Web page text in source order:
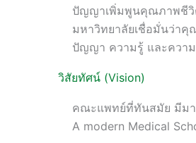
ปัญญาเพิ่มพูนคุณภาพชีวิ
มหาวิทยาลัยเชื่อมั่นว่า
ปัญญา ความรู้ และควา
วิสัยทัศน์ (Vision)
คณะแพทย์ที่ทันสมัย มีมา
A modern Medical